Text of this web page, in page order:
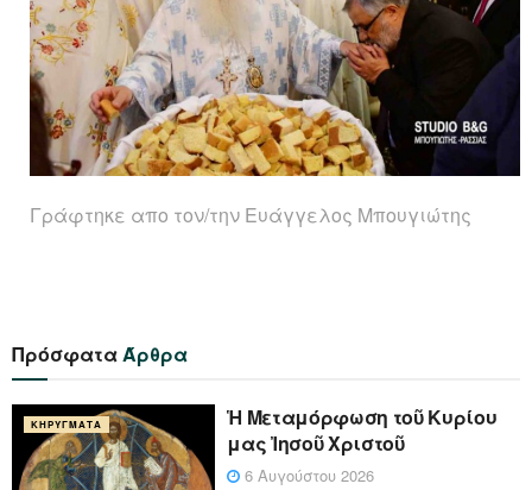
Γράφτηκε απο τον/την Ευάγγελος Μπουγιώτης
ΠρόσφαταΆρθρα
ΚΗΡΎΓΜΑΤΑ
Ἡ Μεταμόρφωση τοῦ Κυρίου
μας Ἰησοῦ Χριστοῦ
6 Αυγούστου 2026